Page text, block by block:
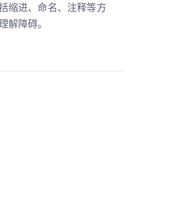
缩进、命名、注释等方
解障碍。